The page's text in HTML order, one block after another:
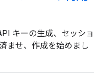
キーの生成、セッショ
ませ、作成を始めまし